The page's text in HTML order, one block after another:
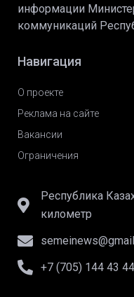
информации
коммуникаций
Навигация
О проекте
Реклама на сайте
Вакансии
Ограничения
Республика
километр
+7 (705) 144 43 44